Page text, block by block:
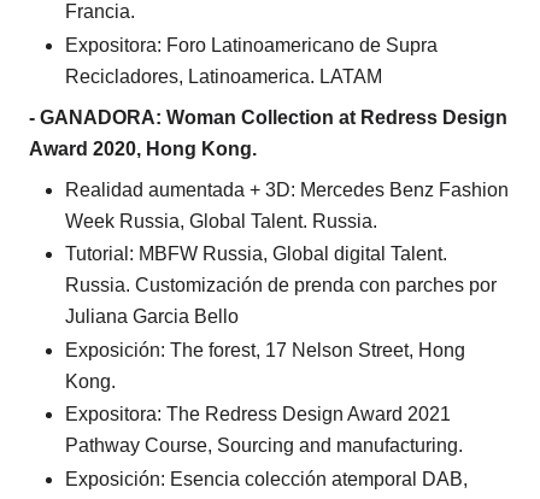
Francia.
Expositora: Foro Latinoamericano de Supra
Recicladores, Latinoamerica. LATAM
- GANADORA: Woman Collection at Redress Design
Award 2020, Hong Kong.
Realidad aumentada + 3D: Mercedes Benz Fashion
Week Russia, Global Talent. Russia.
Tutorial: MBFW Russia, Global digital Talent.
Russia. Customización de prenda con parches por
Juliana Garcia Bello
Exposición: The forest, 17 Nelson Street, Hong
Kong.
Expositora: The Redress Design Award 2021
Pathway Course, Sourcing and manufacturing.
Exposición: Esencia colección atemporal DAB,